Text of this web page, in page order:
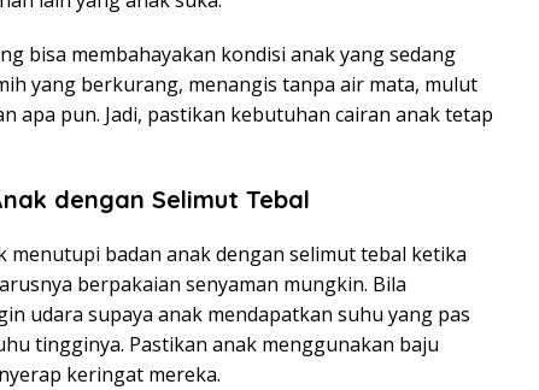
bisa membahayakan kondisi anak yang sedang
yang berkurang, menangis tanpa air mata, mulut
apa pun. Jadi, pastikan kebutuhan cairan anak tetap
dengan Selimut Tebal
menutupi badan anak dengan selimut tebal ketika
berpakaian senyaman mungkin. Bila
udara supaya anak mendapatkan suhu yang pas
tingginya. Pastikan anak menggunakan baju
keringat mereka.